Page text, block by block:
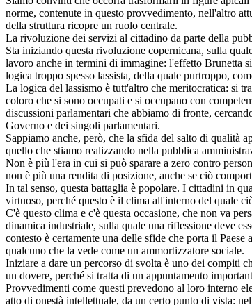
norme, contenute in questo provvedimento, nell'altro
della struttura ricopre un ruolo centrale.
La rivoluzione dei servizi al cittadino da parte della
Sta iniziando questa rivoluzione copernicana, sulla
lavoro anche in termini di immagine: l'effetto Brunetta
logica troppo spesso lassista, della quale purtroppo,
La logica del lassismo è tutt'altro che meritocratica: si
coloro che si sono occupati e si occupano con
discussioni parlamentari che abbiamo di fronte,
Governo e dei singoli parlamentari.
Sappiamo anche, però, che la sfida del salto di qualità
quello che stiamo realizzando nella pubblica
Non è più l'era in cui si può sparare a zero contro
non è più una rendita di posizione, anche se ciò
In tal senso, questa battaglia è popolare. I cittadini in
virtuoso, perché questo è il clima all'interno del quale
C'è questo clima e c'è questa occasione, che non va
dinamica industriale, sulla quale una riflessione deve
contesto è certamente una delle sfide che porta il
qualcuno che la vede come un ammortizzatore sociale.
Iniziare a dare un percorso di svolta è uno dei compiti
un dovere, perché si tratta di un appuntamento
Provvedimenti come questi prevedono al loro interno
atto di onestà intellettuale, da un certo punto di vista: